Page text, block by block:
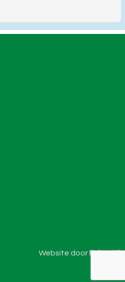
Website door Feka ICT